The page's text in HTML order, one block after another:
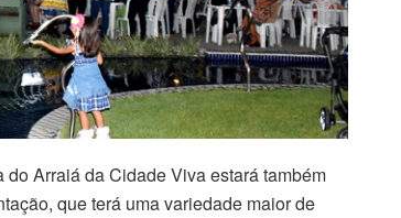
do Arraiá da Cidade Viva estará também
que terá uma variedade maior de